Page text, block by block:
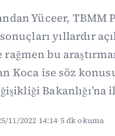
Yüceer, TBMM
yıllardır
rağmen bu
Koca ise söz
11/2022 14:14·5 dk okuma